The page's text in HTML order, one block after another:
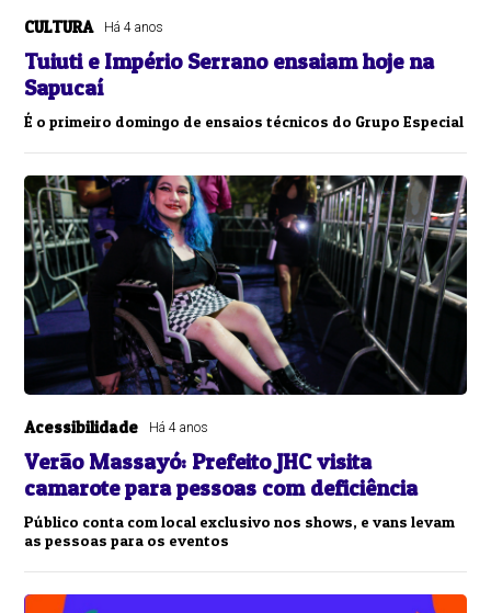
CULTURA Há 4 anos
Tuiuti e Império Serrano ensaiam hoje na
Sapucaí
É o primeiro domingo de ensaios técnicos do Grupo Especial
Acessibilidade Há 4 anos
Verão Massayó: Prefeito JHC visita
camarote para pessoas com deficiência
Público conta com local exclusivo nos shows, e vans levam
as pessoas para os eventos